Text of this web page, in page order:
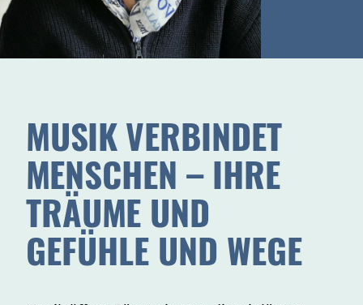
MUSIK VERBINDET
MENSCHEN – IHRE
TRÄUME UND
GEFÜHLE UND WEGE